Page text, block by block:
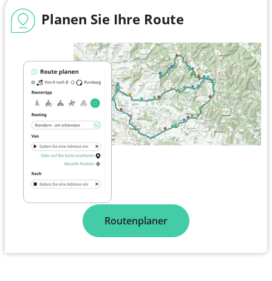
Planen Sie Ihre Route
Routenplaner